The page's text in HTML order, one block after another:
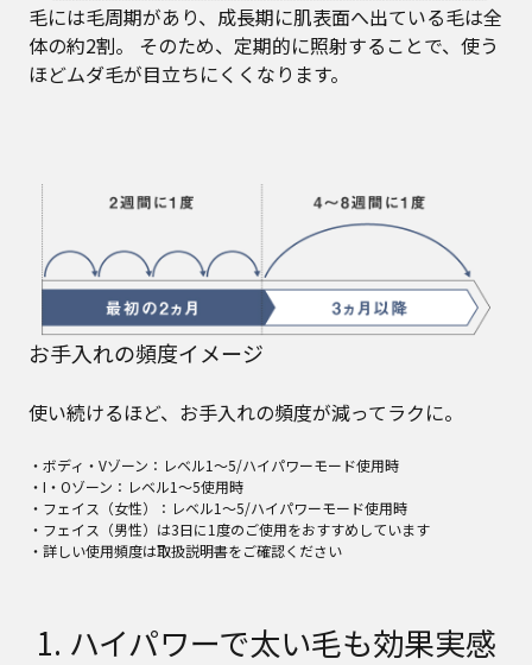
毛には毛周期があり、成長期に肌表面へ出ている毛は全
体の約2割。 そのため、定期的に照射することで、使う
ほどムダ毛が目立ちにくくなります。
お手入れの頻度イメージ
使い続けるほど、お手入れの頻度が減ってラクに。
・ボディ・Vゾーン：レベル1～5/ハイパワーモード使用時
・I・Oゾーン：レベル1～5使用時
・フェイス（女性）：レベル1～5/ハイパワーモード使用時
・フェイス（男性）は3日に1度のご使用をおすすめしています
・詳しい使用頻度は取扱説明書をご確認ください
1. ハイパワーで太い毛も効果実感